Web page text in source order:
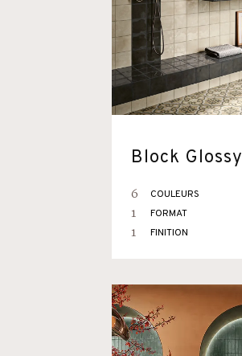
Block Glossy
6 COULEURS
1 FORMAT
1 FINITION